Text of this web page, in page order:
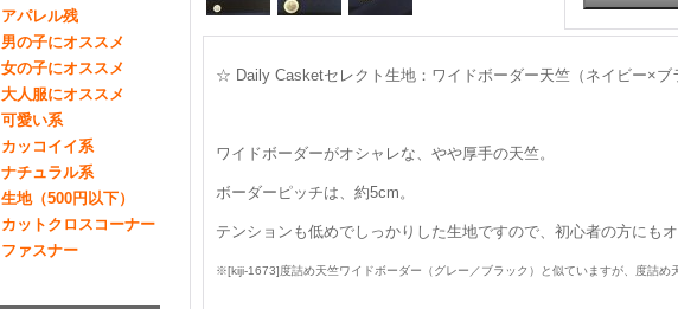
アパレル残
男の子にオススメ
女の子にオススメ
大人服にオススメ
可愛い系
カッコイイ系
ナチュラル系
生地（500円以下）
カットクロスコーナー
ファスナー
☆ Daily Casketセレクト生地：ワイドボーダー天竺（ネイビー×ブ
ワイドボーダーがオシャレな、やや厚手の天竺。
ボーダーピッチは、約5cm。
テンションも低めでしっかりした生地ですので、初心者の方にもオ
※[kiji-1673]度詰め天竺ワイドボーダー（グレー／ブラック）と似ていますが、度詰め